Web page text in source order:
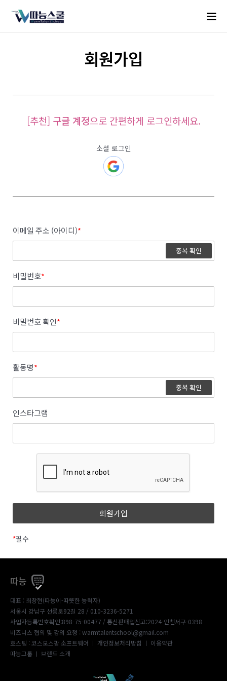
회원가입
[추천] 구글 계정으로 간편하게 로그인하세요.
소셜 로그인
이메일 주소 (아이디)*
중복 확인
비밀번호*
비밀번호 확인*
활동명*
중복 확인
인스타그램
*필수
따능
대표 : 최창현(따능이-따뜻한 능력자)
서울시 강남구 선릉로92길 28 / 010-3236-5271
사업자등록번호확인:898-75-00477 / 통신판매업신고:2024-인천서구-0398
비즈니스 협의 및 강의 요청 : warmtalentschool@gmail.com
호스팅 : 코스모스팜 소프트웨어 ㅣ 개인정보처리방침 ㅣ 이용약관
따능그룹 ㅣ 브랜드 소개